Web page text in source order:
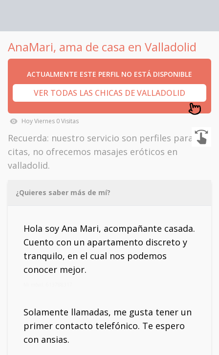
AnaMari, ama de casa en Valladolid
ACTUALMENTE ESTE PERFIL NO ESTÁ DISPONIBLE
VER TODAS LAS CHICAS DE VALLADOLID
HoyViernes 0Visitas
Recuerda: nuestro servicio son perfiles para
citas, no ofrecemos masajes eróticos en
valladolid.
¿Quieres saber más de mí?
Hola soy Ana Mari, acompañante casada.
Cuento con un apartamento discreto y
tranquilo, en el cual nos podemos
conocer mejor.
Solamente llamadas, me gusta tener un
primer contacto telefónico. Te espero
con ansias.